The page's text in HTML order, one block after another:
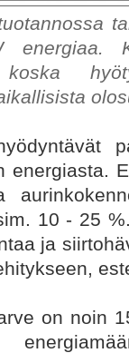
energiaa.
koska
energiasta.
10 - 25
ja
on noin